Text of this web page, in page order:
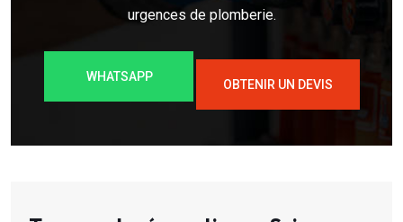
urgences de plomberie.
WHATSAPP
OBTENIR UN DEVIS